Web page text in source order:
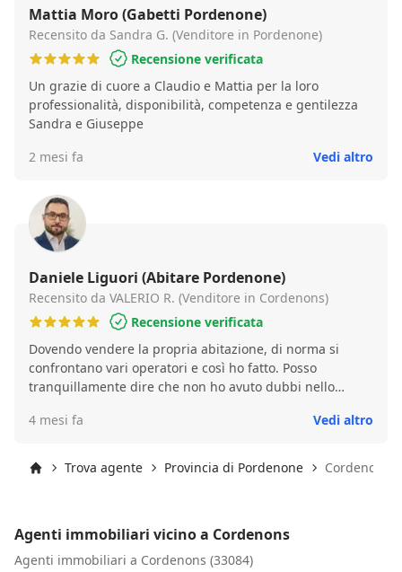
Mattia Moro (Gabetti Pordenone)
Recensito da Sandra G. (Venditore in Pordenone)
Recensione verificata
Un grazie di cuore a Claudio e Mattia per la loro
professionalità, disponibilità, competenza e gentilezza
Sandra e Giuseppe
2 mesi fa
Vedi altro
Daniele Liguori (Abitare Pordenone)
Recensito da VALERIO R. (Venditore in Cordenons)
Recensione verificata
Dovendo vendere la propria abitazione, di norma si
confrontano vari operatori e così ho fatto. Posso
tranquillamente dire che non ho avuto dubbi nello
percepito un modo di lavorare di assoluto livello. Il tutto
gestione delle visite, selezione dei possibili acquirenti,
ineccepibili. In sostanza in 20 gg hanno trovato
Molto consigliato.
4 mesi fa Vedi altro
Trova agente Provincia di Pordenone Cordenons
Agenti immobiliari vicino a Cordenons
Agenti immobiliari a Cordenons (33084)